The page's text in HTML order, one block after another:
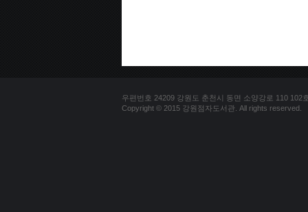
우편번호 24209 강원도 춘천시 동면 소양강로 110 102
Copyright © 2015 강원점자도서관. All rights reserved.